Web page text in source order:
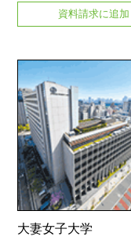
資料請求に追加
大妻女子大学